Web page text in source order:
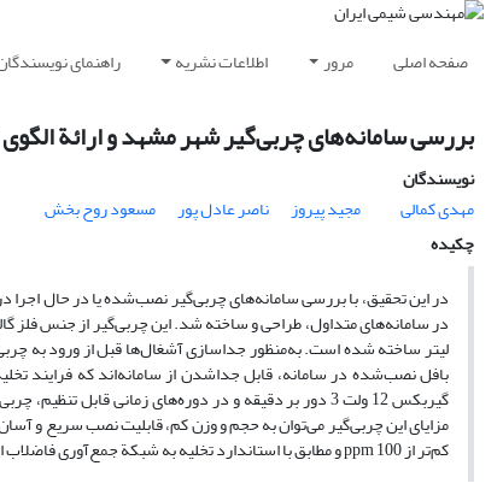
صفحه اصلی مرور اطلاعات نشریه راهنمای
بررسی سامانه‌ها‌ی چربی‌گیر شهر مشهد و ارائة
نویسندگان
مهدی کمالی
مجید پیروز ناصر عادل پور
مسعود روح بخش
چکیده
در این تحقیق، با بررسی سامانه‌های چربی‌گیر نصب‌شده یا در حال
کم‌تر از ppm 100 و مطابق با استاندارد تخلیه به شبکة جمع‌آوری فاضلاب است.